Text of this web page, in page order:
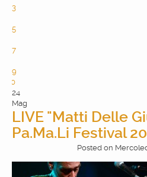
3
5
7
9
10
24
Mag
LIVE "Matti Delle
Pa.Ma.Li Festival
Posted on